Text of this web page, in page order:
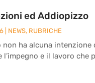
ed Addiopizzo
NEWS, RUBRICHE
non ha alcuna
e il lavoro che